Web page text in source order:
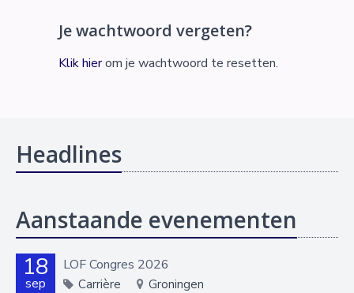
Je wachtwoord vergeten?
Klik hierom je wachtwoord te resetten.
Headlines
Aanstaande evenementen
18
sep
LOF Congres 2026
Carrière Groningen